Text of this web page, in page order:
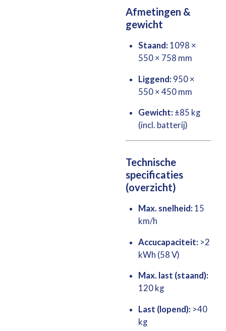
Afmetingen &
gewicht
Staand: 1098 ×
550 × 758 mm
Liggend: 950 ×
550 × 450 mm
Gewicht: ±85 kg
(incl. batterij)
Technische
specificaties
(overzicht)
Max. snelheid: 15
km/h
Accucapaciteit: >2
kWh (58 V)
Max. last (staand):
120 kg
Last (lopend): >40
kg